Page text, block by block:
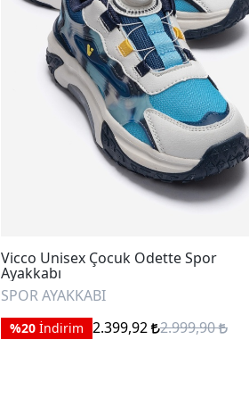
Vicco Unisex Çocuk Odette Spor
Ayakkabı
SPOR AYAKKABI
%20 İndirim 2.399,92 2.999,90